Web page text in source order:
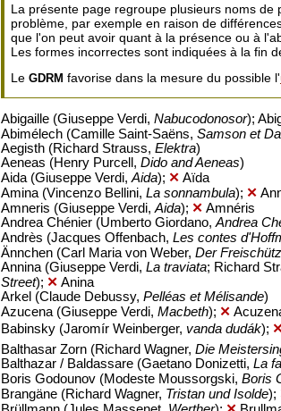
La présente page regroupe plusieurs noms
problème, par exemple en raison de
que l'on peut avoir quant à la présence ou à
Les formes incorrectes sont indiquées à la fin
Le GDRM favorise dans la mesure du possible l'
Abigaille (Giuseppe Verdi, Nabucodonosor);
Abimélech (Camille Saint-Saëns, Samson et
Aegisth (Richard Strauss, Elektra)
Aeneas (Henry Purcell, Dido and Aeneas)
Aida (Giuseppe Verdi, Aida); ✕ Aïda
Amina (Vincenzo Bellini, La sonnambula); ✕
Amneris (Giuseppe Verdi, Aida); ✕ Amnéris
Andrea Chénier (Umberto Giordano, Andrea
Andrès (Jacques Offenbach, Les contes
Ännchen (Carl Maria von Weber, Der Freischütz
Annina (Giuseppe Verdi, La traviata; Richard
Street); ✕ Anina
Arkel (Claude Debussy, Pelléas et Mélisande)
Azucena (Giuseppe Verdi, Macbeth); ✕
Babinsky (Jaromír Weinberger, vanda dudák);
Balthasar Zorn (Richard Wagner, Die
Balthazar / Baldassare (Gaetano Donizetti, La
Boris Godounov (Modeste Moussorgski, Boris
Brangäne (Richard Wagner, Tristan und Isolde);